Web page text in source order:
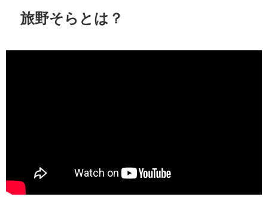
旅野そらとは？